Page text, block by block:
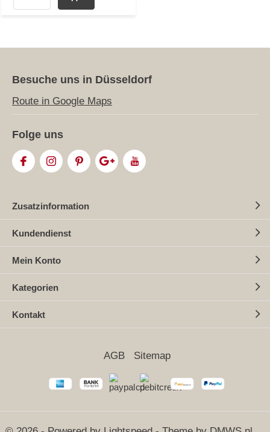
Besuche uns in Düsseldorf
Route in Google Maps
Folge uns
Zusatzinformation
Kundendienst
Mein Konto
Kategorien
Kontakt
AGB Sitemap